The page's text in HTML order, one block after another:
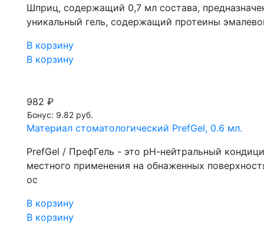
Шприц, содержащий 0,7 мл состава,
уникальный гель, содержащий протеины
В корзину
В корзину
982 ₽
Бонус: 9.82 руб.
Материал стоматологический PrefGel, 0.6 мл.
PrefGel / ПрефГель - это рН-нейтральный
местного применения на обнаженных
ос
В корзину
В корзину